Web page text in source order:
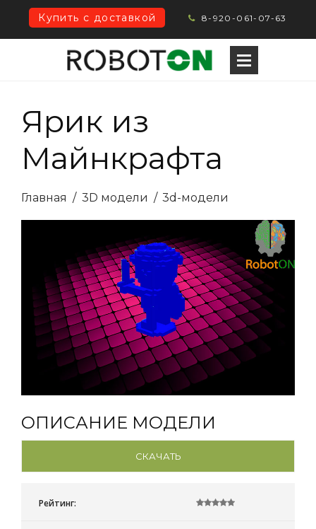
Купить с доставкой 8-920-061-07-63
Ярик из
Майнкрафта
Главная / 3D модели / 3d-модели
ОПИСАНИЕ МОДЕЛИ
СКАЧАТЬ
Рейтинг: